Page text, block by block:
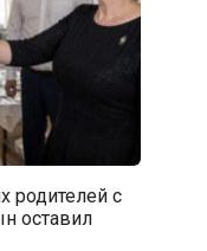
родителей с
оставил